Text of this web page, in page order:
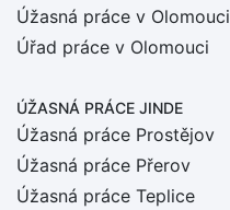
Úžasná práce v Olomouci
Úřad práce v Olomouci
ÚŽASNÁ PRÁCE JINDE
Úžasná práce Prostějov
Úžasná práce Přerov
Úžasná práce Teplice